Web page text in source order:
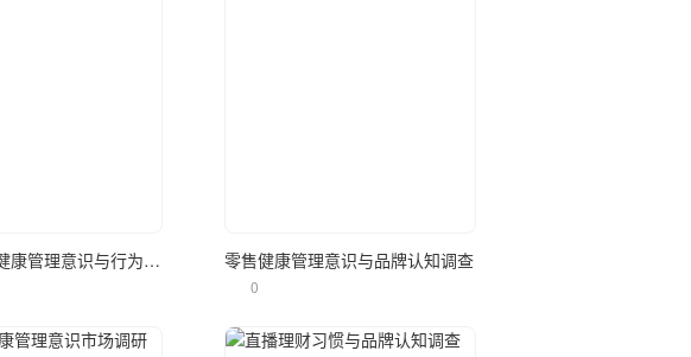
杭州市居民健康管理意识与行为市场调研
零售健康管理意识与品牌认知调查
0